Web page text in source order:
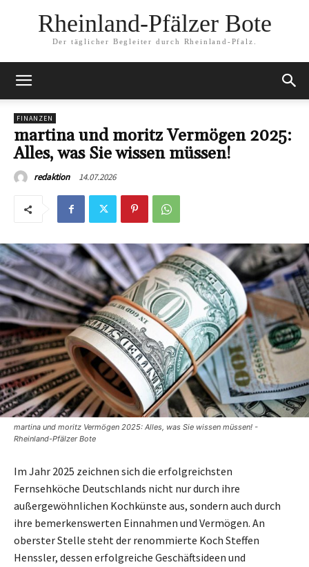
Rheinland-Pfälzer Bote
Der täglicher Begleiter durch Rheinland-Pfalz.
FINANZEN
martina und moritz Vermögen 2025:
Alles, was Sie wissen müssen!
redaktion 14.07.2026
martina und moritz Vermögen 2025: Alles, was Sie wissen müssen! -
Rheinland-Pfälzer Bote
Im Jahr 2025 zeichnen sich die erfolgreichsten
Fernsehköche Deutschlands nicht nur durch ihre
außergewöhnlichen Kochkünste aus, sondern auch durch
ihre bemerkenswerten Einnahmen und Vermögen. An
oberster Stelle steht der renommierte Koch Steffen
Henssler, dessen erfolgreiche Geschäftsideen und